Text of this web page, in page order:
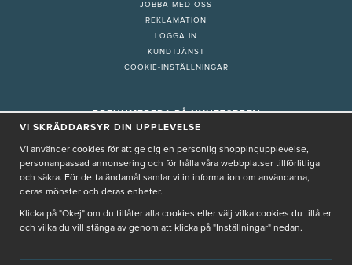
JOBBA MED OSS
REKLAMATION
LOGGA IN
KUNDTJÄNST
COOKIE-INSTÄLLNINGAR
PRENUMERERA PÅ NYHETSBREV
Genom att ge min e-post, accepterar jag Seth och Sally
De uppgifter du matar in kommer endast användas till våra nyhetsbrev.
VI SKRÄDDARSYR DIN UPPLEVELSE
Vi använder cookies för att ge dig en personlig shoppingupplevelse,
personanpassad annonsering och för hålla våra webbplatser tillförlitliga
och säkra. För detta ändamål samlar vi in information om användarna,
deras mönster och deras enheter.
Klicka på "Okej" om du tillåter alla cookies eller välj vilka cookies du tillåter
och vilka du vill stänga av genom att klicka på "Inställningar" nedan.